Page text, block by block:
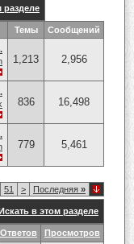
разделе
Темы Сообщений
1,213 2,956
836 16,498
779 5,461
51 > Последняя »
в этом разделе
Ответов Просмотров